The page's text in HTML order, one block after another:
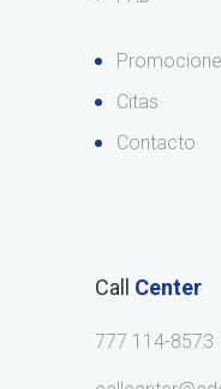
Citas
Contacto
Call Center
777 114-8573